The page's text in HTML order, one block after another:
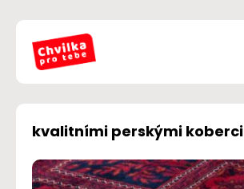
kvalitními perskými koberci